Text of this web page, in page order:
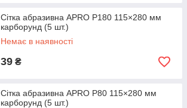
Сітка абразивна APRO P180 115×280 мм
карборунд (5 шт.)
Немає в наявності
39 ₴
Сітка абразивна APRO P80 115×280 мм
карборунд (5 шт.)